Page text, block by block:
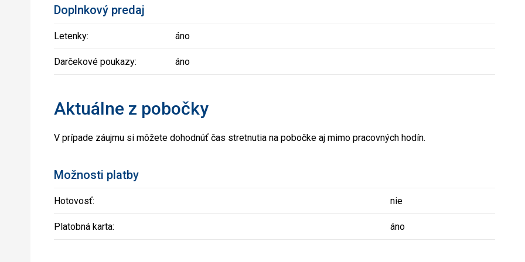
Doplnkový predaj
Letenky: áno
Darčekové poukazy: áno
Aktuálne z pobočky
V prípade záujmu si môžete dohodnúť čas stretnutia na pobočke aj mimo pracovných hodín.
Možnosti platby
Hotovosť: nie
Platobná karta: áno